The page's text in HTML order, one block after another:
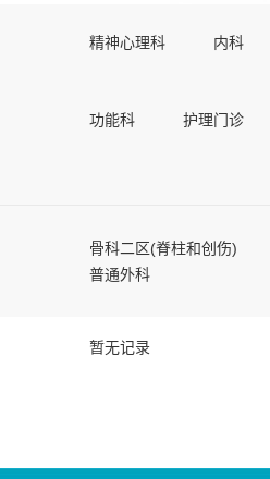
精神心理科 内科
功能科 护理门诊
骨科二区(脊柱和创伤)
普通外科
暂无记录